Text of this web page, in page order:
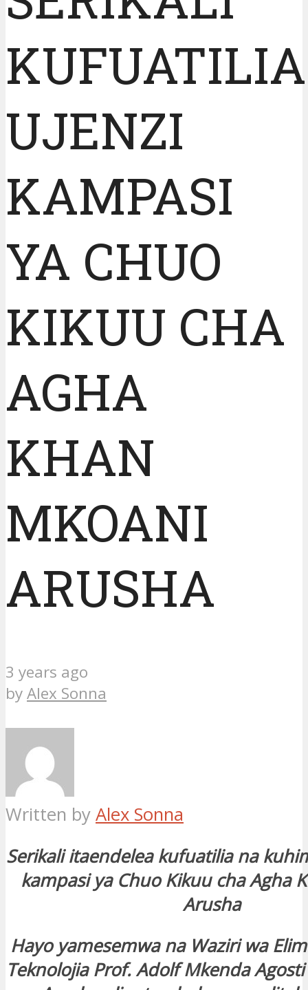
KUFUATILIA
UJENZI
KAMPASI
YA CHUO
KIKUU CHA
AGHA
KHAN
MKOANI
ARUSHA
3 years ago
byAlex Sonna
Written by Alex Sonna
Serikali itaendelea kufuatilia na
kampasi ya Chuo Kikuu cha Agha
Arusha
Hayo yamesemwa na Waziri wa
Teknolojia Prof. Adolf Mkenda